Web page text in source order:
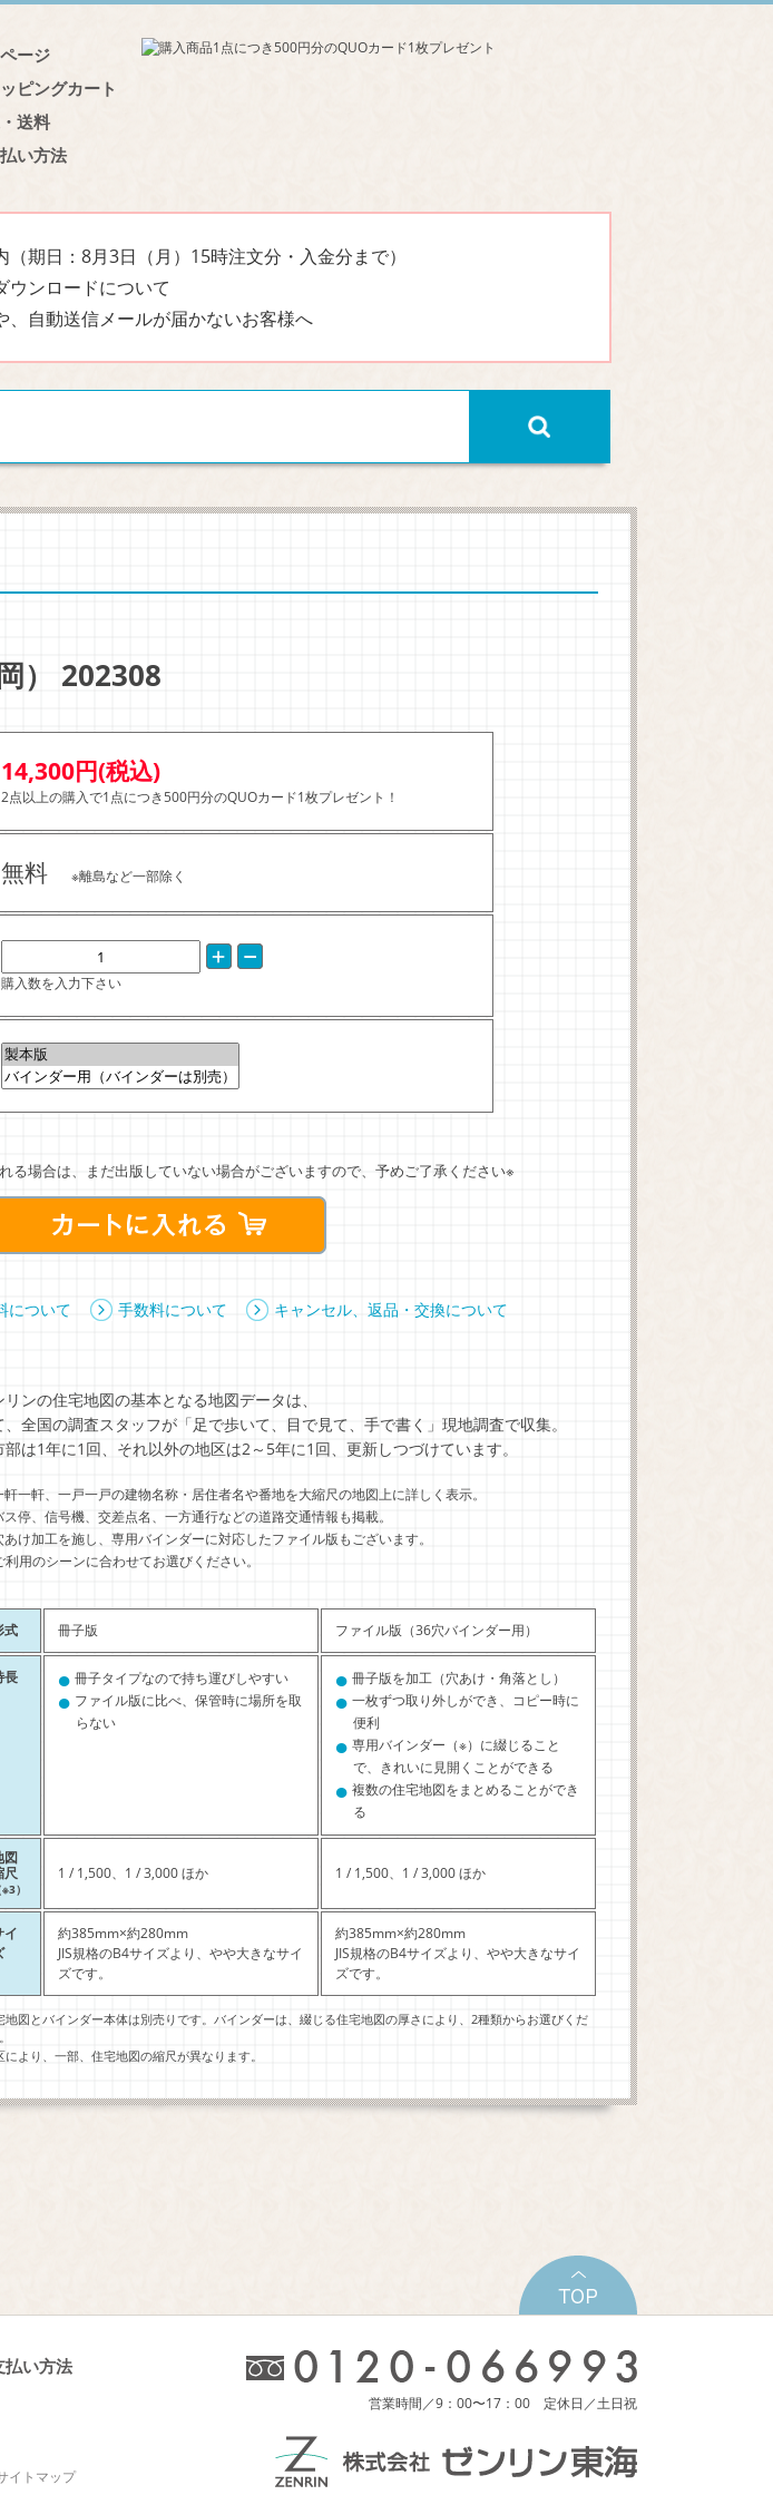
ージ
ピングカート
送料
い方法
期日：8月3日（月）15時注文分・入金分まで）
ウンロードについて
、自動送信メールが届かないお客様へ
） 202308
14,300円(税込)
2点以上の購入で1点につき500円分のQUOカード1枚プレゼント！
無料 ※離島など一部除く
購入数を入力下さい
る場合は、まだ出版していない場合がございますので、予めご了承ください※
について 手数料について キャンセル、返品・交換について
リンの住宅地図の基本となる地図データは、
、全国の調査スタッフが「足で歩いて、目で見て、手で書く」現地調査で収集。
部は1年に1回、それ以外の地区は2～5年に1回、更新しつづけています。
軒一軒、一戸一戸の建物名称・居住者名や番地を大縮尺の地図上に詳しく表示。
ス停、信号機、交差点名、一方通行などの道路交通情報も掲載。
あけ加工を施し、専用バインダーに対応したファイル版もございます。
利用のシーンに合わせてお選びください。
式 冊子版 ファイル版（36穴バインダー用）
長 ● 冊子タイプなので持ち運びしやすい
● ファイル版に比べ、保管時に場所を取
らない
● 冊子版を加工（穴あけ・角落とし）
● 一枚ずつ取り外しができ、コピー時に
便利
● 専用バインダー（※）に綴じること
で、きれいに見開くことができる
● 複数の住宅地図をまとめることができ
る
図
尺
※3）
1 / 1,500、1 / 3,000 ほか 1 / 1,500、1 / 3,000 ほか
イ
約385mm×約280mm
JIS規格のB4サイズより、やや大きなサイ
ズです。
約385mm×約280mm
JIS規格のB4サイズより、やや大きなサイ
ズです。
地図とバインダー本体は別売りです。バインダーは、綴じる住宅地図の厚さにより、2種類からお選びくだ
により、一部、住宅地図の縮尺が異なります。
払い方法
イトマップ
営業時間／9：00〜17：00 定休日／土日祝